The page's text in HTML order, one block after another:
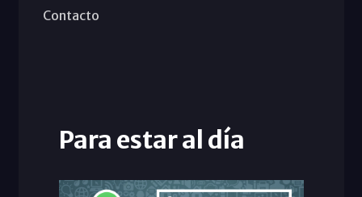
Contacto
Para estar al día